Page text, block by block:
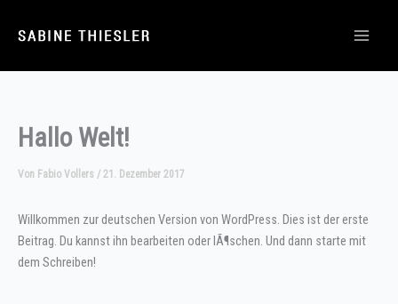
Hallo Welt!
Von Fabio Vollers / 21. Dezember 2017
Willkommen zur deutschen Version von WordPress. Dies ist der erste
Beitrag. Du kannst ihn bearbeiten oder lÃ¶schen. Und dann starte mit
dem Schreiben!